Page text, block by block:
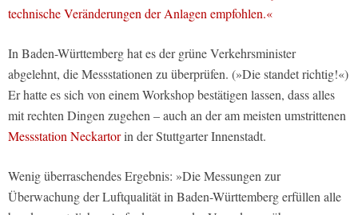
technische Veränderungen der Anlagen empfohlen.«
In Baden-Württemberg hat es der grüne Verkehrsminister
abgelehnt, die Messstationen zu überprüfen. (»Die standet richtig!«)
Er hatte es sich von einem Workshop bestätigen lassen, dass alles
mit rechten Dingen zugehen – auch an der am meisten umstrittenen
Messstation Neckartorin der Stuttgarter Innenstadt.
Wenig überraschendes Ergebnis: »Die Messungen zur
Überwachung der Luftqualität in Baden-Württemberg erfüllen alle